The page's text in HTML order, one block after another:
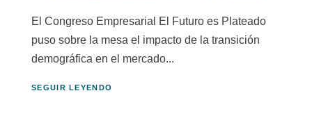
El Congreso Empresarial El Futuro es Plateado
puso sobre la mesa el impacto de la transición
demográfica en el mercado...
SEGUIR LEYENDO